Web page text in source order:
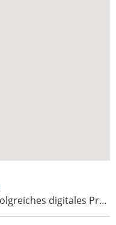
Ihr Partner für erfolgreiches digitales Projektmanagement